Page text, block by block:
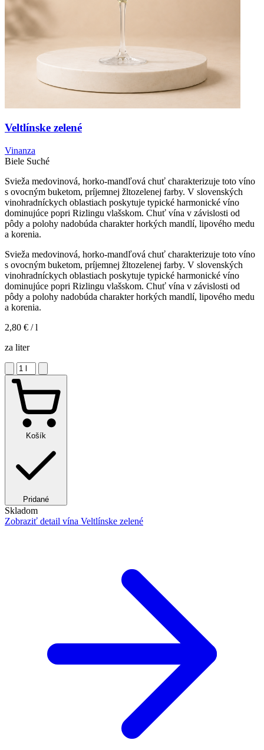
Veltlínske zelené
Vinanza
Biele Suché
Svieža medovinová, horko-mandľová chuť charakterizuje toto víno
s ovocným buketom, príjemnej žltozelenej farby. V slovenských
vinohradníckych oblastiach poskytuje typické harmonické víno
dominujúce popri Rizlingu vlašskom. Chuť vína v závislosti od
pôdy a polohy nadobúda charakter horkých mandlí, lipového medu
a korenia.
Svieža medovinová, horko-mandľová chuť charakterizuje toto víno
s ovocným buketom, príjemnej žltozelenej farby. V slovenských
vinohradníckych oblastiach poskytuje typické harmonické víno
dominujúce popri Rizlingu vlašskom. Chuť vína v závislosti od
pôdy a polohy nadobúda charakter horkých mandlí, lipového medu
a korenia.
2,80 € / l
za liter
Košík
Pridané
Skladom
Zobraziť detail vína Veltlínske zelené